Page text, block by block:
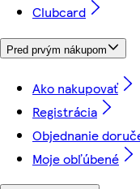
Clubcard
Pred prvým nákupom
Ako nakupovať
Registrácia
Objednanie
Moje obľúbené